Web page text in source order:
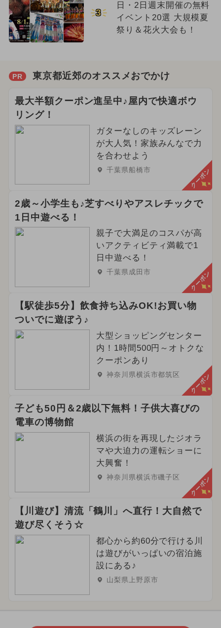
3
日・2日週末開催の無料
イベント20選 大規模夏
祭り＆花火大会も！
PR 東京都近郊のオススメおでかけ
最大半額クーポン進呈中♪屋内で快適ボウ
リング！
ガターなしのキッズレーン
が大人気！家族みんなで力
を合わせよう
千葉県船橋市 クーポン
2歳～小学生も♪芝すべりやアスレチックで
1日中遊べる！
親子で大満足のコスパが高
いアクティビティ満載で1
日中遊べる！
千葉県成田市 クーポン
【駅徒歩5分】飲食持ち込みOK!お買い物
ついでに遊ぼう♪
大型ショッピングセンター
内！1時間500円～オトクな
クーポンあり
神奈川県横浜市都筑区 クーポン
子ども50円＆2歳以下無料！子供大喜びの
電車の博物館
横浜の街を再現したジオラ
マや大迫力の運転ショーに
大興奮！
神奈川県横浜市磯子区 クーポン
【川遊び】清流「鶴川」へ直行！大自然で
遊び尽くそう☆
都心から約60分で行ける川
は遊びがいっぱいの宿泊施
設にある♪
山梨県上野原市